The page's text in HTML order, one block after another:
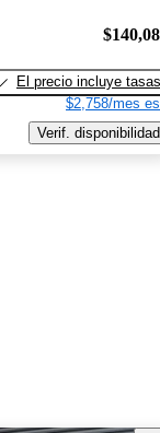
El precio incluye tasas
$2,758/mes
Verif. disponibilidad